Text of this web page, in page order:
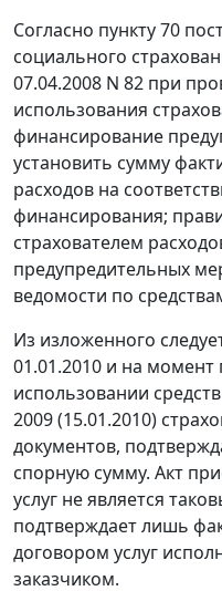
Согласно пункту 70
социального
07.04.2008 N 82 при
использования
финансирование
установить сумму
расходов на
финансирования;
страхователем
предупредительных
ведомости по
Из изложенного
01.01.2010 и на момент
использовании
2009 (15.01.2010)
документов,
спорную сумму. Акт
услуг не является
подтверждает лишь
договором услуг
заказчиком.